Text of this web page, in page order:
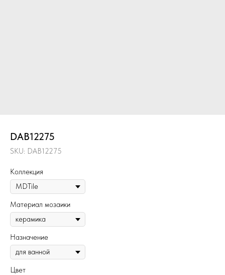
DAB12275
SKU: DAB12275
Коллекция
Материал мозаики
Назначение
Цвет